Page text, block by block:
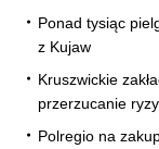
Ponad tysiąc
z Kujaw
Kruszwickie
przerzucanie
Polregio na